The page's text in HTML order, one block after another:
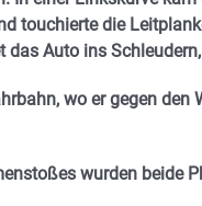
touchierte die
das Auto ins
wo er gegen den
wurden beide